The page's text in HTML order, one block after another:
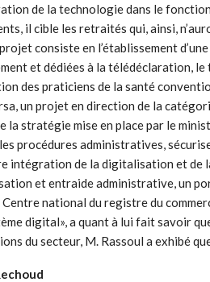
de la technologie dans le
il cible les retraités qui, ainsi,
consiste en l’établissement
et dédiées à la télédéclaration, le
des praticiens de la santé
un projet en direction de la
la stratégie mise en place par le
procédures administratives,
intégration de la digitalisation et de
et entraide administrative, un
national du registre du
digital», a quant à lui fait savoir
du secteur, M. Rassoul a exhibé